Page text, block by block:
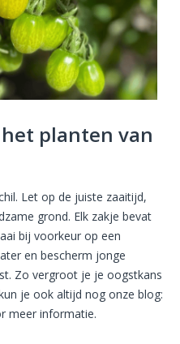
planten van
Let op de juiste zaaitijd,
grond. Elk zakje bevat
bij voorkeur op een
en bescherm jonge
Zo vergroot je je oogstkans
je ook altijd nog onze blog:
meer informatie.